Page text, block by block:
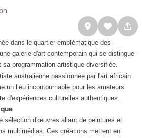
dans le quartier emblématique des
galerie d'art contemporain qui se distingue
programmation artistique diversifiée.
australienne passionnée par l'art africain
un lieu incontournable pour les amateurs
d'expériences culturelles authentiques.
sélection d'œuvres allant de peintures et
multimédias. Ces créations mettent en